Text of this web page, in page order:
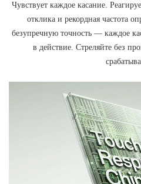
Чувствует каждое касание.
отклика и рекордная частота
безупречную точность — каждое
в действие. Стреляйте без